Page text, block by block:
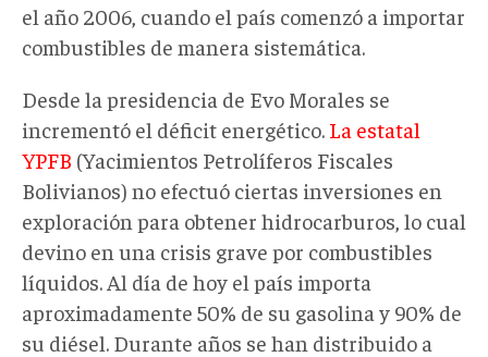
el año 2006, cuando el país comenzó a importar
combustibles de manera sistemática.
Desde la presidencia de Evo Morales se
incrementó el déficit energético. La estatal
YPFB (Yacimientos Petrolíferos Fiscales
Bolivianos) no efectuó ciertas inversiones en
exploración para obtener hidrocarburos, lo cual
devino en una crisis grave por combustibles
líquidos. Al día de hoy el país importa
aproximadamente 50% de su gasolina y 90% de
su diésel. Durante años se han distribuido a